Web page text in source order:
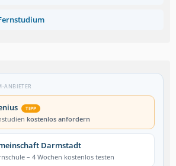
ANBIETER
TIPP
kostenlos anfordern
Darmstadt
– 4 Wochen kostenlos testen